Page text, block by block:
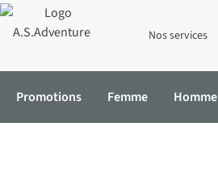
Nos services
Promotions Femme Homme